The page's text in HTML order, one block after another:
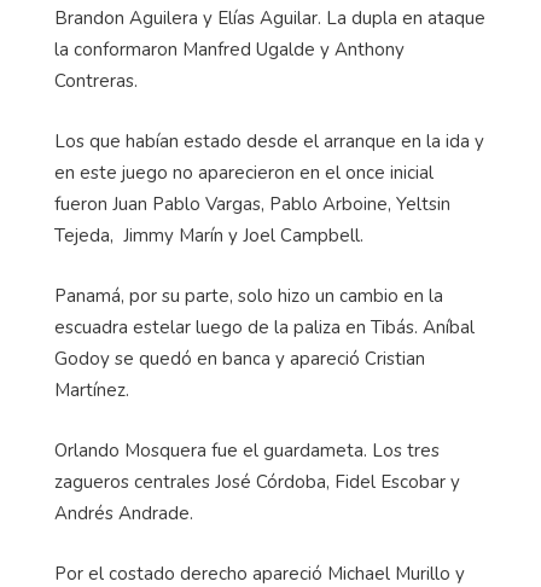
Brandon Aguilera y Elías Aguilar. La dupla en ataque
la conformaron Manfred Ugalde y Anthony
Contreras.
Los que habían estado desde el arranque en la ida y
en este juego no aparecieron en el once inicial
fueron Juan Pablo Vargas, Pablo Arboine, Yeltsin
Tejeda, Jimmy Marín y Joel Campbell.
Panamá, por su parte, solo hizo un cambio en la
escuadra estelar luego de la paliza en Tibás. Aníbal
Godoy se quedó en banca y apareció Cristian
Martínez.
Orlando Mosquera fue el guardameta. Los tres
zagueros centrales José Córdoba, Fidel Escobar y
Andrés Andrade.
Por el costado derecho apareció Michael Murillo y